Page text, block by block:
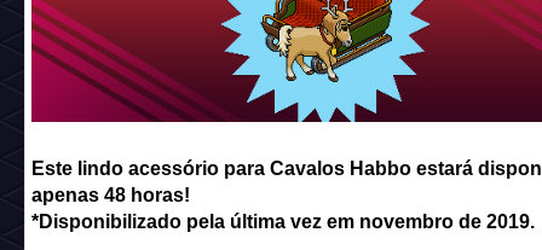
Este lindo acessório para Cavalos Habbo estará
apenas 48 horas!
*Disponibilizado pela última vez em novembro de 2019.